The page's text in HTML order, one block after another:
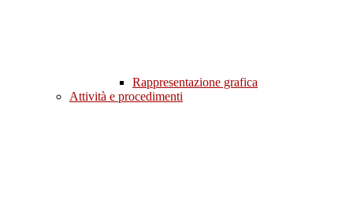
Rappresentazione grafica
Attività e procedimenti